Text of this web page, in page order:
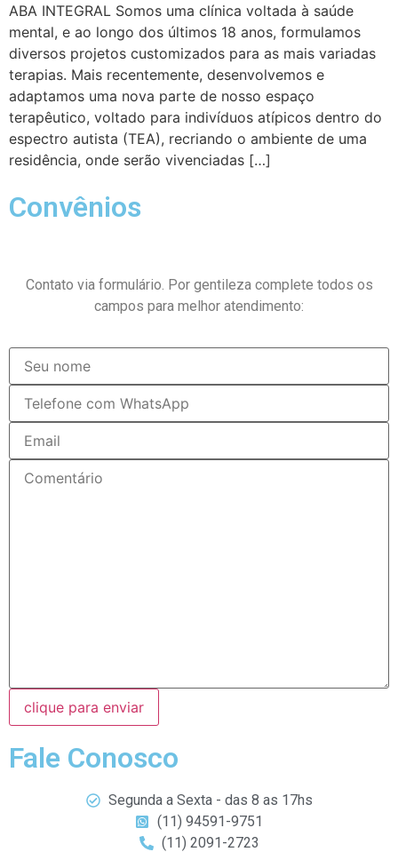
ABA INTEGRAL Somos uma clínica voltada à saúde
mental, e ao longo dos últimos 18 anos, formulamos
diversos projetos customizados para as mais variadas
terapias. Mais recentemente, desenvolvemos e
adaptamos uma nova parte de nosso espaço
terapêutico, voltado para indivíduos atípicos dentro do
espectro autista (TEA), recriando o ambiente de uma
residência, onde serão vivenciadas […]
Convênios
Contato via formulário. Por gentileza complete todos os
campos para melhor atendimento:
clique para enviar
Fale Conosco
Segunda a Sexta - das 8 as 17hs
(11) 94591-9751
(11) 2091-2723